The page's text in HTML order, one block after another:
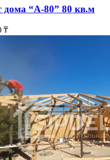
дома “А-80” 80 кв.м
₸